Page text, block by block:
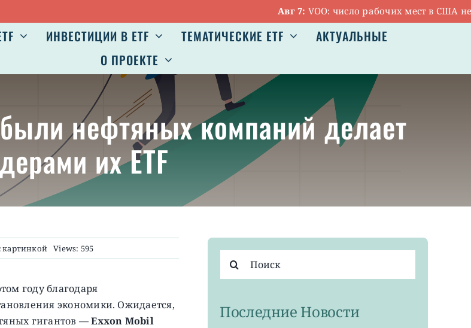
Авг 7:VOO: число рабочих мест в США
ИНВЕСТИЦИИ В ETF ТЕМАТИЧЕСКИЕ ETF
АКТУАЛЬНЫЕ
О ПРОЕКТЕ
нефтяных компаний делает
их ETF
картинкой Views: 595
году благодаря
экономики. Ожидается,
гигантов —Exxon Mobil
поиска:
Последние Новости